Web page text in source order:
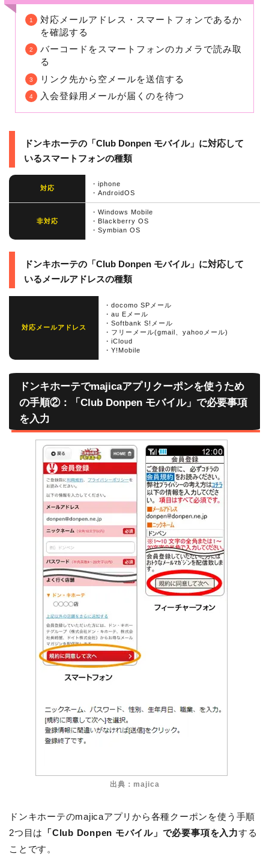
対応メールアドレス・スマートフォンであるか
を確認する
バーコードをスマートフォンのカメラで読み取
る
リンク先から空メールを送信する
入会登録用メールが届くのを待つ
ドンキホーテの「Club Donpen モバイル」に対応して
いるスマートフォンの種類
対応
・iphone
・AndroidOS
非対応
・Windows Mobile
・Blackberry OS
・Symbian OS
ドンキホーテの「Club Donpen モバイル」に対応して
いるメールアドレスの種類
対応メールアドレス
・docomo SPメール
・au Eメール
・Softbank S!メール
・フリーメール(gmail、yahooメール)
・iCloud
・Y!Mobile
ドンキホーテでmajicaアプリクーポンを使うため
の手順②：「Club Donpen モバイル」で必要事項
を入力
出典：majica
ドンキホーテのmajicaアプリから各種クーポンを使う手順
2つ目は
「Club Donpen モバイル」で必要事項を入力する
ことです。